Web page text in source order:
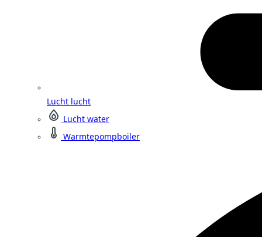
Lucht lucht
Lucht water
Warmtepompboiler